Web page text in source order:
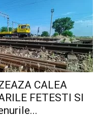
CALEA
FETESTI SI